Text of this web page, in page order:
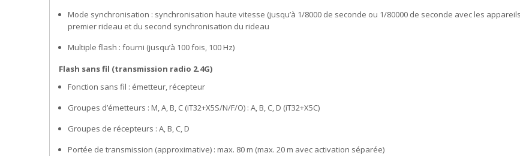
Mode synchronisation : synchronisation haute vitesse (jusqu’à 1/8000 de seconde ou 1/80000 de seconde avec les
premier rideau et du second synchronisation du rideau
Multiple flash : fourni (jusqu’à 100 fois, 100 Hz)
Flash sans fil (transmission radio 2.4G)
Fonction sans fil : émetteur, récepteur
Groupes d’émetteurs : M, A, B, C (iT32+X5S/N/F/O) : A, B, C, D (iT32+X5C)
Groupes de récepteurs : A, B, C, D
Portée de transmission (approximative) : max. 80 m (max. 20 m avec activation séparée)